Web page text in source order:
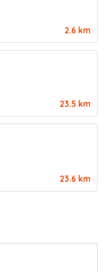
2.6 km
23.5 km
23.6 km